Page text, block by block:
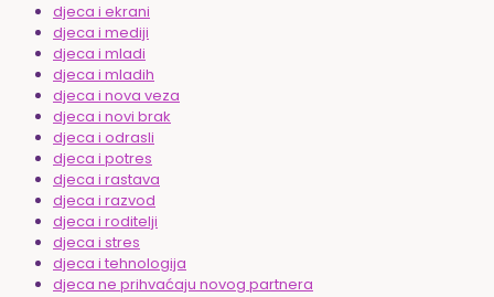
djeca i ekrani
djeca i mediji
djeca i mladi
djeca i mladih
djeca i nova veza
djeca i novi brak
djeca i odrasli
djeca i potres
djeca i rastava
djeca i razvod
djeca i roditelji
djeca i stres
djeca i tehnologija
djeca ne prihvaćaju novog partnera